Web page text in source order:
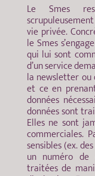
Le Smes
vie privée.
le Smes
qui lui sont
d’un service
la newsletter ou
et ce en
données
données sont
Elles ne sont
commerciales.
sensibles (ex.
un numéro de
traitées de